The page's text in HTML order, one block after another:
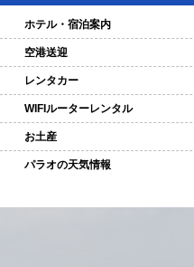
ホテル・宿泊案内
空港送迎
レンタカー
WIFIルーターレンタル
お土産
パラオの天気情報